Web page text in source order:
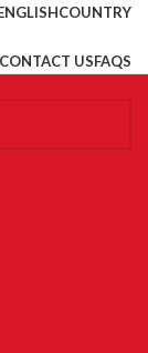
COUNTRY
CONTACT USFAQS